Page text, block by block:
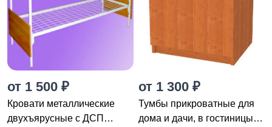
от 1 500 ₽
Кровати металлические
двухъярусные с ДСП
от 1 300 ₽
Тумбы прикроватные для
дома и дачи, в гостиницы,